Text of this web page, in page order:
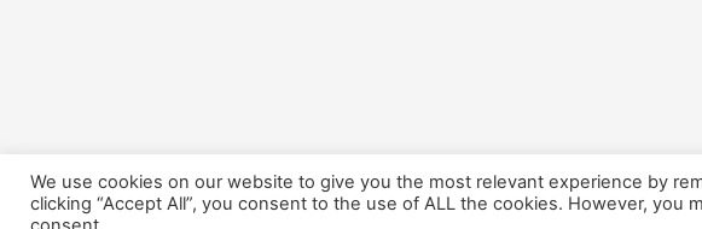
We use cookies on our website to give you the most relevant experience by
clicking “Accept All”, you consent to the use of ALL the cookies. However, you